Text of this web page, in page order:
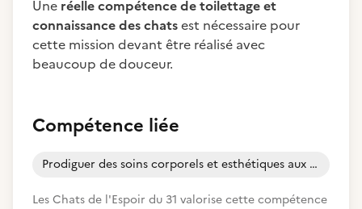
Une réellecompétence de toilettage et
connaissance des chatsest nécessaire pour
cette mission devant être réalisé avec
beaucoup de douceur.
Compétence liée
Prodiguer des soins corporels et esthétiques aux animaux
Les Chats de l'Espoir du 31 valorise cette compétence